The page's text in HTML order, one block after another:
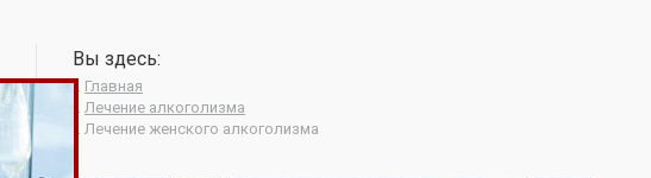
Вы здесь:
Главная
Лечение алкоголизма
Лечение женского алкоголизма